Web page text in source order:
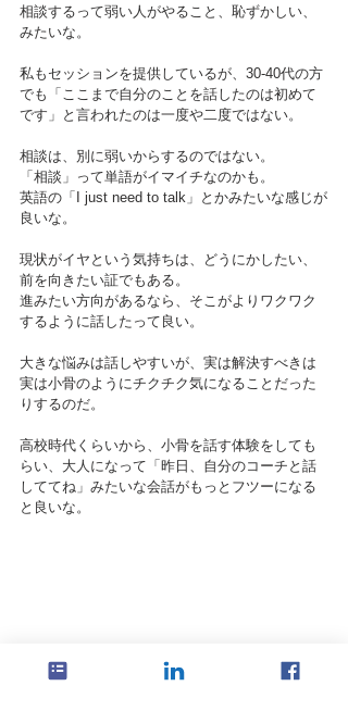
相談するって弱い人がやること、恥ずかしい、
みたいな。
私もセッションを提供しているが、30-40代の方
でも「ここまで自分のことを話したのは初めて
です」と言われたのは一度や二度ではない。
相談は、別に弱いからするのではない。
「相談」って単語がイマイチなのかも。
英語の「I just need to talk」とかみたいな感じが
良いな。
現状がイヤという気持ちは、どうにかしたい、
前を向きたい証でもある。
進みたい方向があるなら、そこがよりワクワク
するように話したって良い。
大きな悩みは話しやすいが、実は解決すべきは
実は小骨のようにチクチク気になることだった
りするのだ。
高校時代くらいから、小骨を話す体験をしても
らい、大人になって「昨日、自分のコーチと話
しててね」みたいな会話がもっとフツーになる
と良いな。